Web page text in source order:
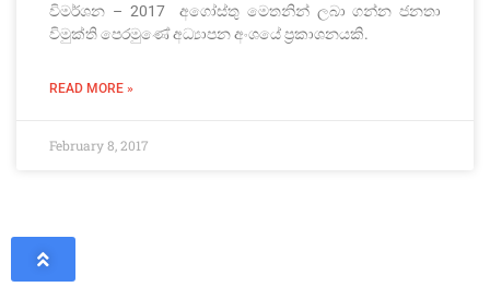
විමර්ශන – 2017 අගෝස්තු මෙතනින් ලබා ගන්න ජනතා
විමුක්ති පෙරමුණේ අධ්‍යාපන අංශයේ ප්‍රකාශනයකි.
READ MORE »
February 8, 2017